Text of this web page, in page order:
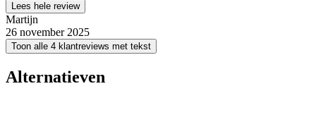
Lees hele review
Martijn
26 november 2025
Toon alle 4 klantreviews met tekst
Alternatieven